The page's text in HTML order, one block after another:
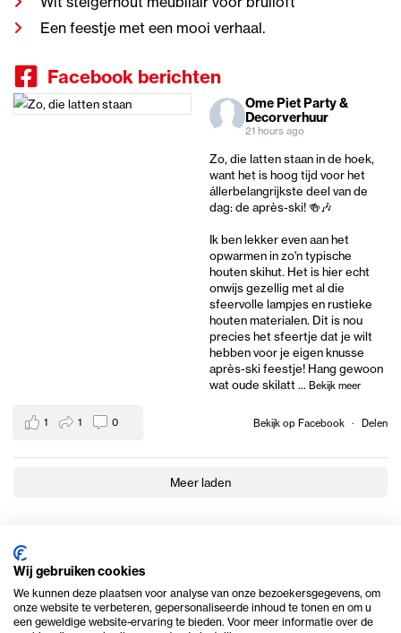
Een feestje met een mooi verhaal.
Facebook berichten
Ome Piet Party &
Decorverhuur
21 hours ago
Zo, die latten staan in de hoek,
want het is hoog tijd voor het
állerbelangrijkste deel van de
dag: de après-ski! 🍻🎶
Ik ben lekker even aan het
opwarmen in zo'n typische
houten skihut. Het is hier echt
onwijs gezellig met al die
sfeervolle lampjes en rustieke
houten materialen. Dit is nou
precies het sfeertje dat je wilt
hebben voor je eigen knusse
après-ski feestje! Hang gewoon
wat oude skilatt... Bekijk meer
Bekijk op Facebook · Delen
1 1 0
Meer laden
Wij gebruiken cookies
We kunnen deze plaatsen voor analyse van onze bezoekersgegevens, om
onze website te verbeteren, gepersonaliseerde inhoud te tonen en om u
een geweldige website-ervaring te bieden. Voor meer informatie over de